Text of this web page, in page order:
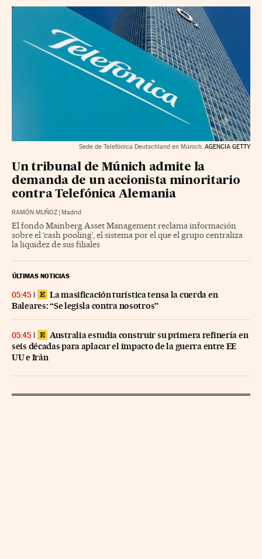
Sede de Telefónica Deutschland en Múnich. AGENCIA GETTY
Un tribunal de Múnich admite la
demanda de un accionista minoritario
contra Telefónica Alemania
RAMÓN MUÑOZ | Madrid
El fondo Mainberg Asset Management reclama información
sobre el ‘cash pooling’, el sistema por el que el grupo centraliza
la liquidez de sus filiales
ÚLTIMAS NOTICIAS
05:45
La masificación turística tensa la cuerda en
Baleares: “Se legisla contra nosotros”
05:45
Australia estudia construir su primera refinería en
seis décadas para aplacar el impacto de la guerra entre EE
UU e Irán